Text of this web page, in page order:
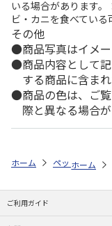
いる場合があります
ビ・カニを食べている
その他
商品写真はイメー
商品内容として
する商品に含ま
商品の色は、ご
際と異なる場合が
ホーム ペットストア
ホーム
ご利用ガイド